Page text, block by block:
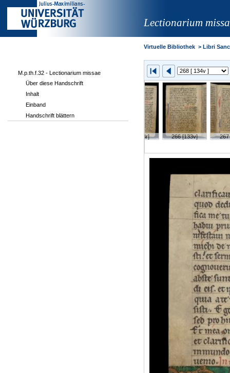
Lectionarium
265 [133r] 266 [133v]
M.p.th.f.32 - Lectionarium missae
Über diese Handschrift
Inhalt
Einband
Handschrift blättern
Virtuelle Bibliothek > Libri